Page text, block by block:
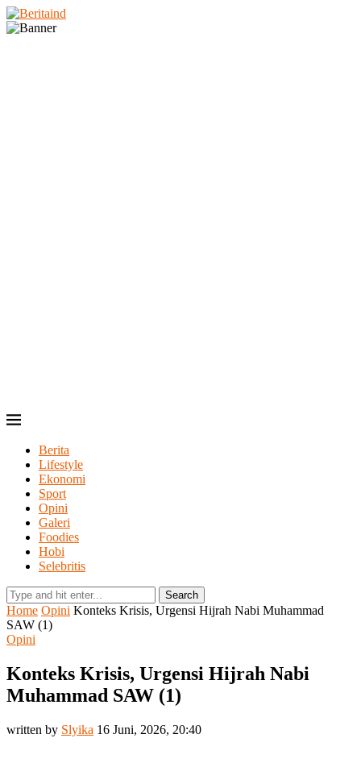
Berita
Lifestyle
Ekonomi
Sport
Opini
Galeri
Foodies
Hobi
Selebritis
Search
Home Opini Konteks Krisis, Urgensi Hijrah Nabi Muhammad
SAW (1)
Opini
Konteks Krisis, Urgensi Hijrah Nabi
Muhammad SAW (1)
written by Slyika 16 Juni, 2026, 20:40